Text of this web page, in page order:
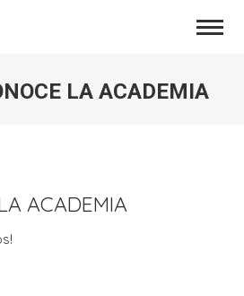
LA ACADEMIA
ACADEMIA